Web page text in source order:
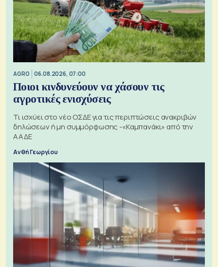
AGRO 06.08.2026, 07:00
Ποιοι κινδυνεύουν να χάσουν τις
αγροτικές ενισχύσεις
Τι ισχύει στο νέο ΟΣΔΕ για τις περιπτώσεις ανακριβών
δηλώσεων ή μη συμμόρφωσης -«Καμπανάκι» από την
ΑΑΔΕ
Ανθή Γεωργίου